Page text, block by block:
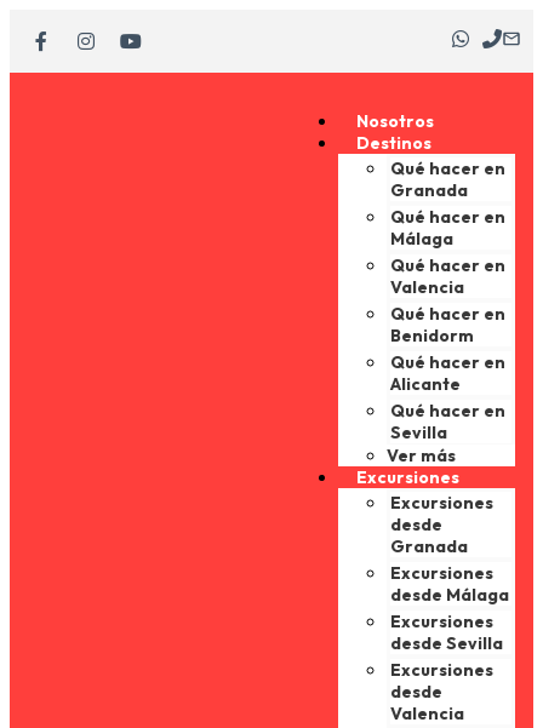
Nosotros
Destinos
Qué hacer en
Granada
Qué hacer en
Málaga
Qué hacer en
Valencia
Qué hacer en
Benidorm
Qué hacer en
Alicante
Qué hacer en
Sevilla
Ver más
Excursiones
Excursiones
desde
Granada
Excursiones
desde Málaga
Excursiones
desde Sevilla
Excursiones
desde
Valencia